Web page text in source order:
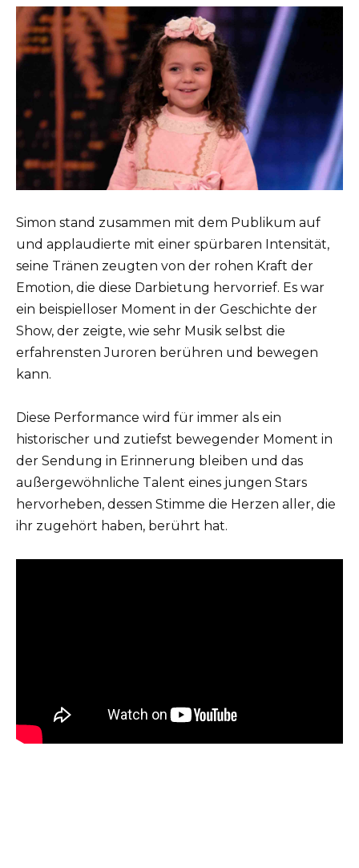
Simon stand zusammen mit dem Publikum auf
und applaudierte mit einer spürbaren Intensität,
seine Tränen zeugten von der rohen Kraft der
Emotion, die diese Darbietung hervorrief. Es war
ein beispielloser Moment in der Geschichte der
Show, der zeigte, wie sehr Musik selbst die
erfahrensten Juroren berühren und bewegen
kann.
Diese Performance wird für immer als ein
historischer und zutiefst bewegender Moment in
der Sendung in Erinnerung bleiben und das
außergewöhnliche Talent eines jungen Stars
hervorheben, dessen Stimme die Herzen aller, die
ihr zugehört haben, berührt hat.